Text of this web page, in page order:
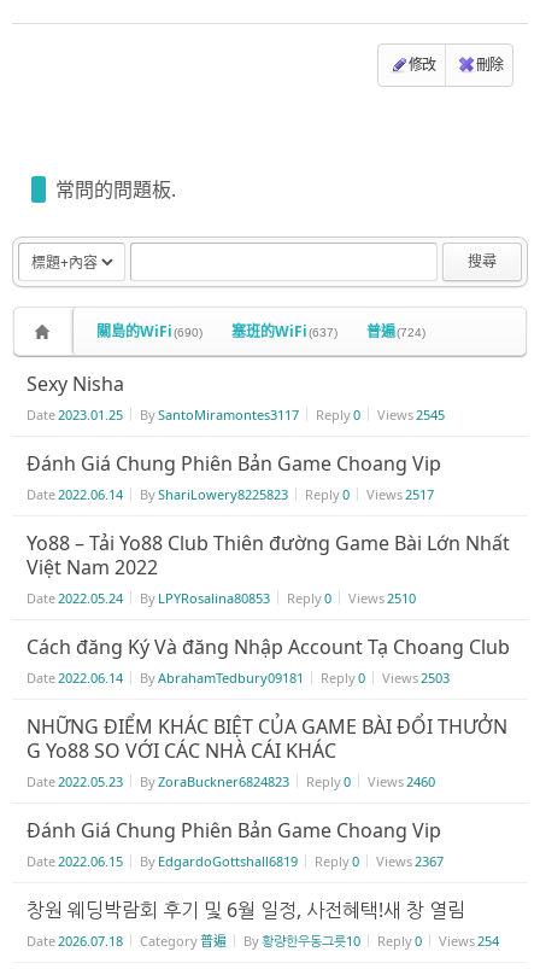
修改 刪除
常問的問題板.
搜尋
關島的WiFi(690) 塞班的WiFi(637) 普遍(724)
Sexy Nisha
Date2023.01.25 BySantoMiramontes3117 Reply0 Views2545
Đánh Giá Chung Phiên Bản Game Choang Vip
Date2022.06.14 ByShariLowery8225823 Reply0 Views2517
Yo88 – Tải Yo88 Club Thiên đường Game Bài Lớn Nhất
Việt Nam 2022
Date2022.05.24 By LPYRosalina80853 Reply0 Views2510
Cách đăng Ký Và đăng Nhập Account Tạ Choang Club
Date2022.06.14 ByAbrahamTedbury09181 Reply0 Views2503
NHỮNG ĐIỂM KHÁC BIỆT CỦA GAME BÀI ĐỔI THƯỞN
G Yo88 SO VỚI CÁC NHÀ CÁI KHÁC
Date2022.05.23 ByZoraBuckner6824823 Reply0 Views2460
Đánh Giá Chung Phiên Bản Game Choang Vip
Date2022.06.15 By EdgardoGottshall6819 Reply0 Views2367
창원 웨딩박람회 후기 및 6월 일정, 사전혜택!새 창 열림
Date2026.07.18 Category普遍 By황량한우동그릇10 Reply0 Views254